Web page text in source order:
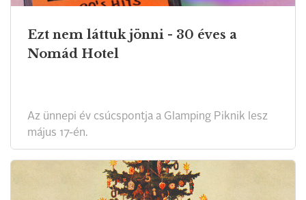
Ezt nem láttuk jönni - 30 éves a
Nomád Hotel
Az ünnepi év csúcspontja a Glamping Piknik lesz
május 17-én.